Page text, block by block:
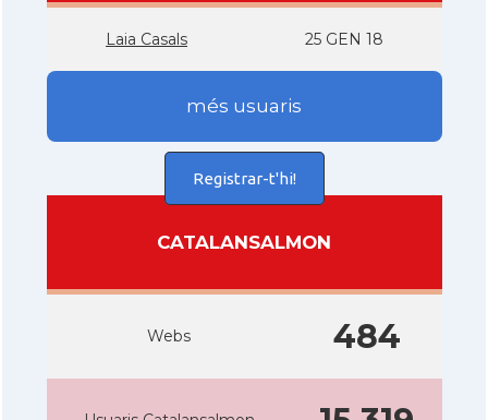
Laia Casals 25 GEN 18
més usuaris
Registrar-t'hi!
CATALANSALMON
Webs 484